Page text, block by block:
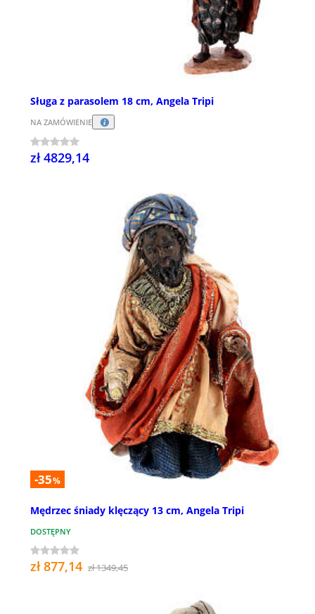
Sługa z parasolem 18 cm, Angela Tripi
NA ZAMÓWIENIE
zł 4829,14
-35%
Mędrzec śniady klęczący 13 cm, Angela Tripi
DOSTĘPNY
zł 877,14 zł 1349,45